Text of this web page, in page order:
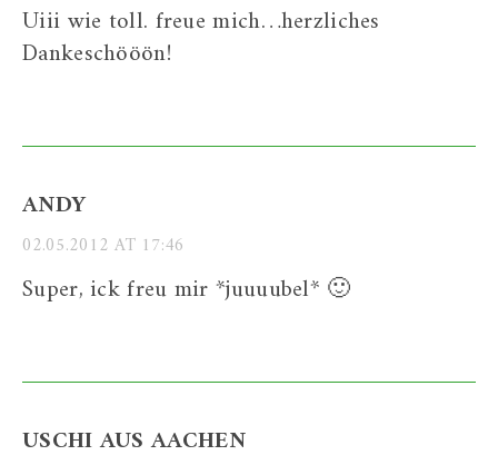
Uiii wie toll. freue mich…herzliches
Dankeschööön!
ANDY
02.05.2012 AT 17:46
Super, ick freu mir *juuuubel* 🙂
USCHI AUS AACHEN